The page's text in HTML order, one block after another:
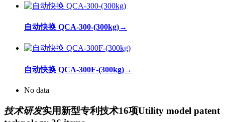
自动快换 QCA-300-(300kg)→
自动快换 QCA-300F-(300kg)→
No data
技术研发实用新型专利技术16项Utility model patent